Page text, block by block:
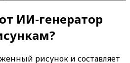
ИИ-генератор
рисунок и составляет